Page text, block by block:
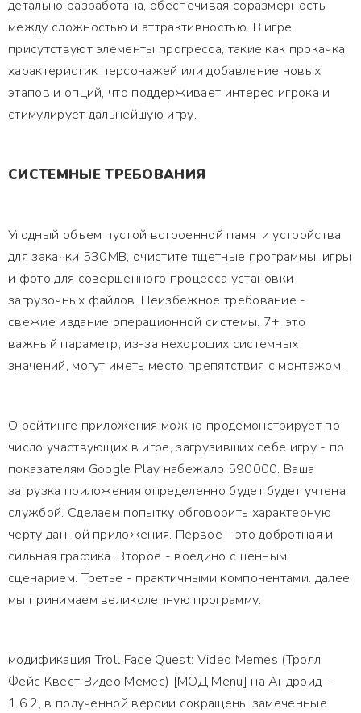
детально разработана, обеспечивая соразмерность
между сложностью и аттрактивностью. В игре
присутствуют элементы прогресса, такие как прокачка
характеристик персонажей или добавление новых
этапов и опций, что поддерживает интерес игрока и
стимулирует дальнейшую игру.
СИСТЕМНЫЕ ТРЕБОВАНИЯ
Угодный объем пустой встроенной памяти устройства
для закачки 530MB, очистите тщетные программы, игры
и фото для совершенного процесса установки
загрузочных файлов. Неизбежное требование -
свежие издание операционной системы. 7+, это
важный параметр, из-за нехороших системных
значений, могут иметь место препятствия с монтажом.
О рейтинге приложения можно продемонстрирует по
число участвующих в игре, загрузивших себе игру - по
показателям Google Play набежало 590000. Ваша
загрузка приложения определенно будет будет учтена
службой. Сделаем попытку обговорить характерную
черту данной приложения. Первое - это добротная и
сильная графика. Второе - воедино с ценным
сценарием. Третье - практичными компонентами. далее,
мы принимаем великолепную программу.
модификация Troll Face Quest: Video Memes (Тролл
Фейс Квест Видео Мемес) [МОД Menu] на Андроид -
1.6.2, в полученной версии сокращены замеченные